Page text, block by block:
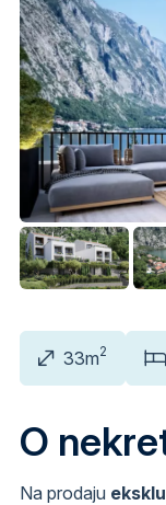
33m2
O
Na prodaju